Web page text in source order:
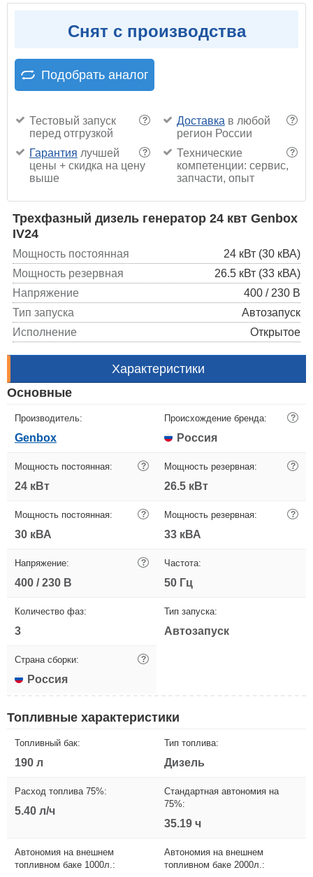
Снят с производства
Подобрать аналог
?
Тестовый запуск
перед отгрузкой
?
Доставка в любой
регион России
?
Гарантия лучшей
цены + скидка на цену
выше
?
Технические
компетенции: сервис,
запчасти, опыт
Трехфазный дизель генератор 24 квт Genbox
IV24
Мощность постоянная
24 кВт (30 кВА)
Мощность резервная
26.5 кВт (33 кВА)
Напряжение
400 / 230 В
Тип запуска
Автозапуск
Исполнение
Открытое
Характеристики
Основные
Производитель:
Genbox
Происхождение бренда: ?
Россия
Мощность постоянная: ?
24 кВт
Мощность резервная: ?
26.5 кВт
Мощность постоянная: ?
30 кВА
Мощность резервная: ?
33 кВА
Напряжение: ?
400 / 230 В
Частота:
50 Гц
Количество фаз:
3
Тип запуска:
Автозапуск
Страна сборки: ?
Россия
Топливные характеристики
Топливный бак:
190 л
Тип топлива:
Дизель
Расход топлива 75%:
5.40 л/ч
Стандартная автономия на
75%:
35.19 ч
Автономия на внешнем
топливном баке 1000л.:
Автономия на внешнем
топливном баке 2000л.: